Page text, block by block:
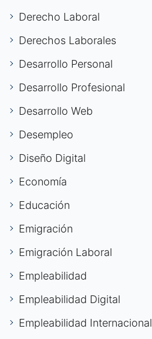
Derecho Laboral
Derechos Laborales
Desarrollo Personal
Desarrollo Profesional
Desarrollo Web
Desempleo
Diseño Digital
Economía
Educación
Emigración
Emigración Laboral
Empleabilidad
Empleabilidad Digital
Empleabilidad Internacional